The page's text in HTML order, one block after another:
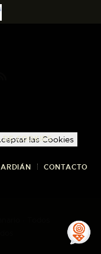
DE COOKIES
CONTACTO
· Todos
las Cookies